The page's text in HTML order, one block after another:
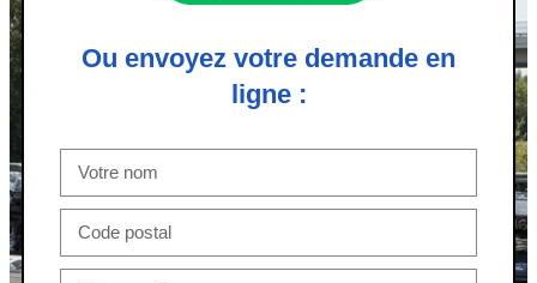
Ou envoyez votre demande en
ligne :